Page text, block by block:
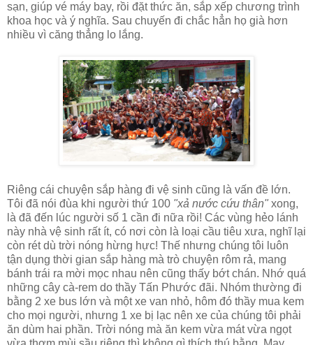
sạn, giúp vé máy bay, rồi đặt thức ăn, sắp xếp chương trình
khoa học và ý nghĩa. Sau chuyến đi chắc hẳn họ già hơn
nhiều vì căng thẳng lo lắng.
Riêng cái chuyện sắp hàng đi vệ sinh cũng là vấn đề lớn.
Tôi đã nói đùa khi người thứ 100 "xả nước cứu thân" xong,
là đã đến lúc người số 1 cần đi nữa rồi! Các vùng hẻo lánh
này nhà vệ sinh rất ít, có nơi còn là loại cầu tiêu xưa, nghĩ lại
còn rét dù trời nóng hừng hực! Thế nhưng chúng tôi luôn
tận dụng thời gian sắp hàng mà trò chuyện rôm rả, mang
bánh trái ra mời mọc nhau nên cũng thấy bớt chán. Nhớ quá
những cây cà-rem do thầy Tấn Phước đãi. Nhóm thường đi
bằng 2 xe bus lớn và một xe van nhỏ, hôm đó thầy mua kem
cho mọi người, nhưng 1 xe bị lạc nên xe của chúng tôi phải
ăn dùm hai phần. Trời nóng mà ăn kem vừa mát vừa ngọt